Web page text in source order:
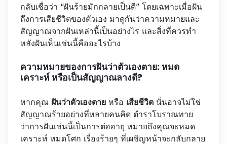
กลับเชื่อว่า “ฝันร้ายมักกลายเป็นดี” โดยเฉพาะเมื่อฝัน
ถึงการเสียชีวิตของตัวเอง มาดูกันว่าความหมายและ
สัญญาณจากฝันเหล่านี้เป็นอย่างไร และสิ่งที่ควรทำ
หลังฝันเห็นเช่นนี้คืออะไรบ้าง
ความหมายของการฝันว่าตัวเองตาย: หมด
เคราะห์ หรือเป็นสัญญาณลางดี?
หากคุณ ฝันว่าตัวเองตาย หรือ เสียชีวิต นั่นอาจไม่ใช่
สัญญาณร้ายอย่างที่หลายคนคิด ตำราโบราณทาย
ว่าการฝันเช่นนี้เป็นการต่ออายุ หมายถึงคุณจะหมด
เคราะห์ หมดโศก เรื่องร้ายๆ ที่เผชิญหน้าจะกลับกลาย